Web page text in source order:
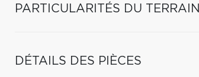
PARTICULARITÉS DU TERRAIN
DÉTAILS DES PIÈCES